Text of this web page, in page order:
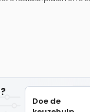
Doe de